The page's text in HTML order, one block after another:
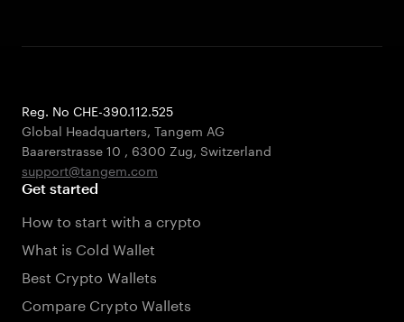
Reg. No CHE-390.112.525
Global Headquarters, Tangem AG
Baarerstrasse 10 , 6300 Zug, Switzerland
support@tangem.com
Get started
How to start with a crypto
What is Cold Wallet
Best Crypto Wallets
Compare Crypto Wallets